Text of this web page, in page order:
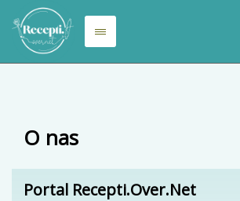
O nas
Portal Recepti.Over.Net